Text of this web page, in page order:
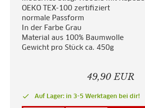
OEKO TEX-100 zertifiziert
normale Passform
In der Farbe Grau
Material aus 100% Baumwolle
Gewicht pro Stück ca. 450g
49,90 EUR
done Auf Lager: in 3-5 Werktagen bei dir!